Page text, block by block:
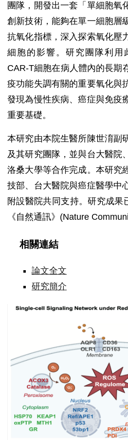
團隊，開發出一套「單細胞氧
創新技術，能夠在單一細胞層
抗氧化指標，深入探索氧化壓
細胞的影響。研究團隊利用
CAR-T細胞在病人體內的長期
疫功能失調有關的重要氧化與
發現為慢性疾病、癌症與免疫
重要基礎。
本研究由本院生醫所陳世淯副
及其研究團隊，並與台大醫院
洛桑大學等合作完成。本研究
技部、台大醫院與癌症醫學中
附設醫院共同支持。研究成果
《自然通訊》(Nature
相關連結
論文全文
研究簡介
Single-
RedOx
stress
Profiling(SN-
ROP)。
源：
中